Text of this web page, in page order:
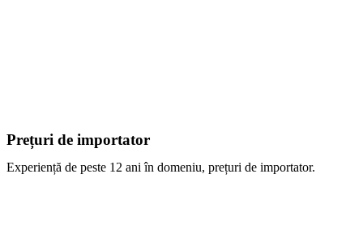
Prețuri de importator
Experiență de peste 12 ani în domeniu, prețuri de importator.